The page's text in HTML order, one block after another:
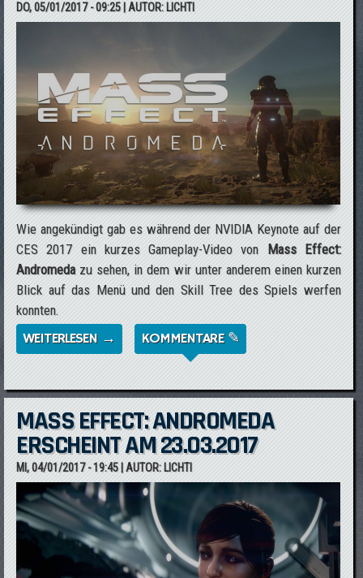
DO, 05/01/2017 - 09:25| AUTOR: LICHTI
Wie angekündigt gab es während der NVIDIA Keynote auf der
CES 2017 ein kurzes Gameplay-Video vonMass Effect:
Andromedazu sehen, in dem wir unter anderem einen kurzen
Blick auf das Menü und den Skill Tree des Spiels werfen
konnten.
WEITERLESEN → ÜBER MASS EFFECT: ANDROMEDA: KURZES
GAMEPLAY-VIDEO VON DER CES 2017
KOMMENTARE ✎
MASS EFFECT: ANDROMEDA
ERSCHEINT AM 23.03.2017
MI, 04/01/2017 - 19:45| AUTOR: LICHTI